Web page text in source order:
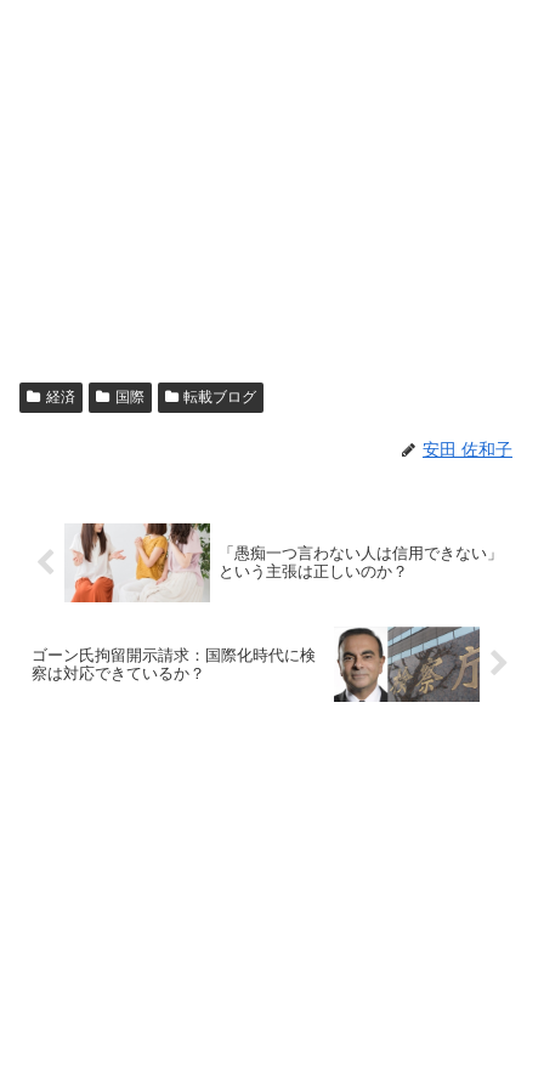
経済 国際 転載ブログ
安田 佐和子
「愚痴一つ言わない人は信用できない」
という主張は正しいのか？
ゴーン氏拘留開示請求：国際化時代に検
察は対応できているか？